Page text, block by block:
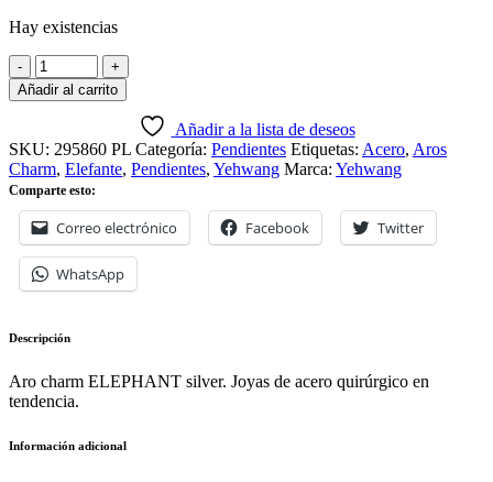
Hay existencias
Añadir al carrito
Añadir a la lista de deseos
SKU: 295860 PL Categoría: Pendientes Etiquetas: Acero, Aros
Charm, Elefante, Pendientes, Yehwang Marca: Yehwang
Comparte esto:
Correo electrónico Facebook Twitter
WhatsApp
Descripción
Aro charm ELEPHANT silver. Joyas de acero quirúrgico en
tendencia.
Información adicional